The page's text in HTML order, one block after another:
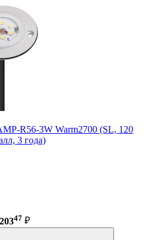
R56-3W Warm2700 (SL, 120
3 года)
47 ₽